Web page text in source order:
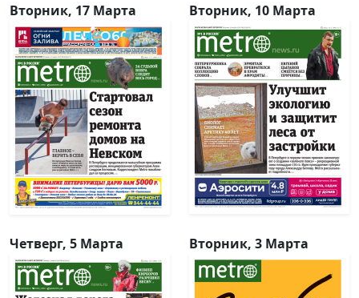
Вторник, 17 Марта Вторник, 10 Марта
Четверг, 5 Марта Вторник, 3 Марта